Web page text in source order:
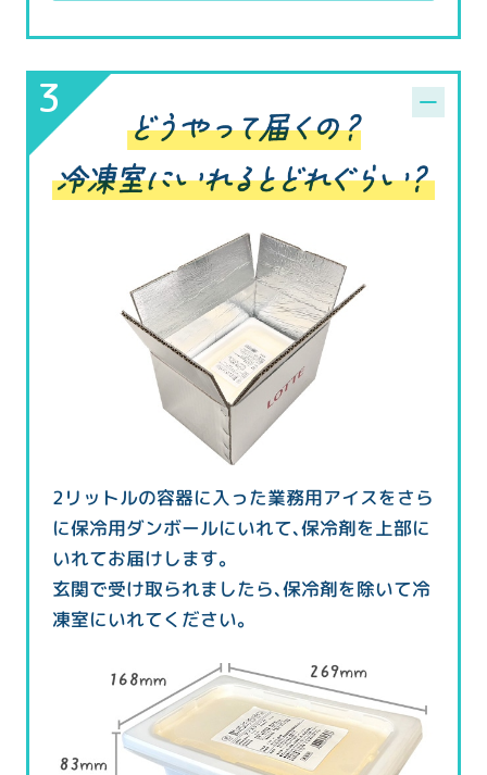
2リットルの容器に入った業務用アイスをさら
に保冷用ダンボールにいれて、保冷剤を上部に
いれてお届けします。
玄関で受け取られましたら、保冷剤を除いて冷
凍室にいれてください。